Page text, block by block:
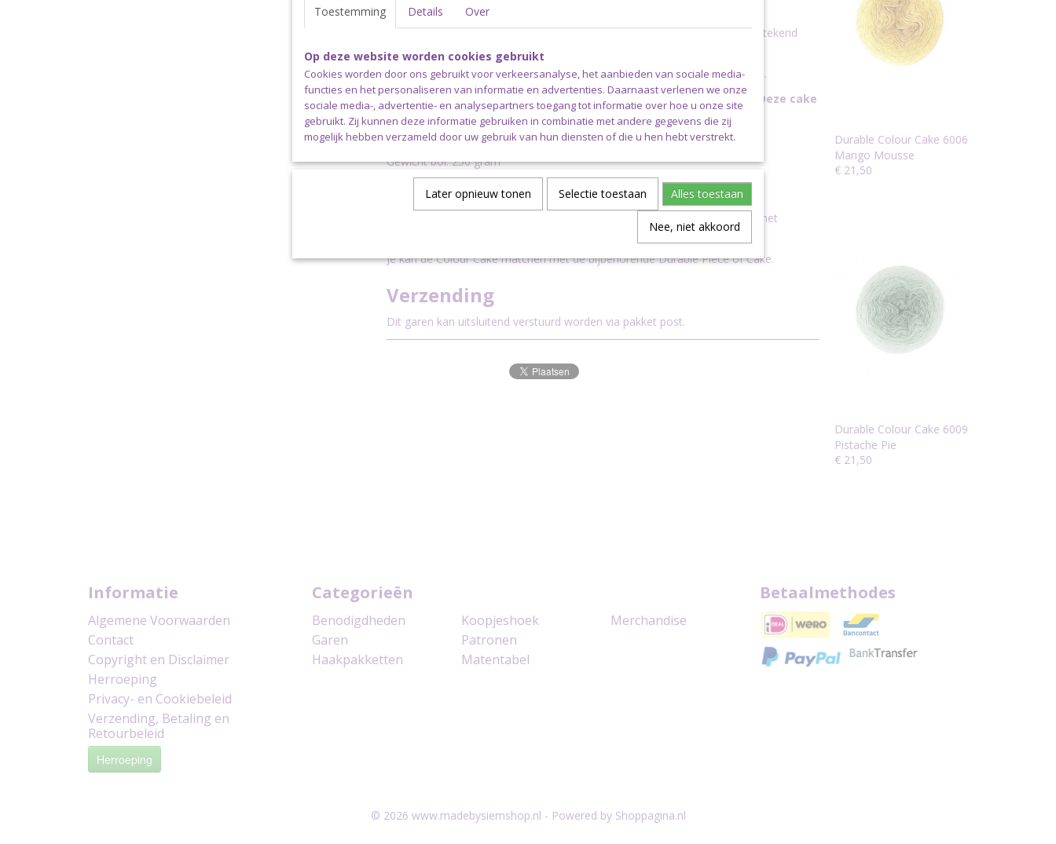
Het garen is gemaakt van 55% organische katoen en 45% anti pilling acryl.
Deze bol heeft maar liefst een looplengte van 1000 mtr waardoor het uitstekend
geschikt is voor grote sjaals, kleding en homedeco projecten.
Ook wordt het veel gebruikt voor projecten met grote ringen en of frames.
LET OP: Op de foto van de lverancier zie je een zwart witte cake. Deze cake
is meer Salmiak kleur dan zwart wit.
Specificaties:
Gewicht bol: 250 gram
Looplengte: 1000 meter
Advies dikte haaknaald: 2.5 - 3 mm
Persoonlijk haak ik dit garen met een 3.5mm of een 4mm afhankelijk van het
Je kan de Colour Cake matchen met de bijbehorende Durable Piece of Cake.
Verzending
Dit garen kan uitsluitend verstuurd worden via pakket post.
Durable Colour Cake 6006
Mango Mousse
€ 21,50
Durable Colour Cake 6009
Pistache Pie
€ 21,50
Informatie
Algemene Voorwaarden
Contact
Copyright en Disclaimer
Herroeping
Privacy- en Cookiebeleid
Verzending, Betaling en
Retourbeleid
Herroeping
Categorieën
Benodigdheden
Garen
Haakpakketten
Koopjeshoek
Patronen
Matentabel
Merchandise
Betaalmethodes
© 2026 www.madebysiemshop.nl - Powered by Shoppagina.nl
Toestemming Details Over
Op deze website worden cookies gebruikt
Cookies worden door ons gebruikt voor verkeersanalyse, het aanbieden van sociale media-
functies en het personaliseren van informatie en advertenties. Daarnaast verlenen we onze
sociale media-, advertentie- en analysepartners toegang tot informatie over hoe u onze site
gebruikt. Zij kunnen deze informatie gebruiken in combinatie met andere gegevens die zij
mogelijk hebben verzameld door uw gebruik van hun diensten of die u hen hebt verstrekt.
Later opnieuw tonen Selectie toestaan Alles toestaan
Nee, niet akkoord